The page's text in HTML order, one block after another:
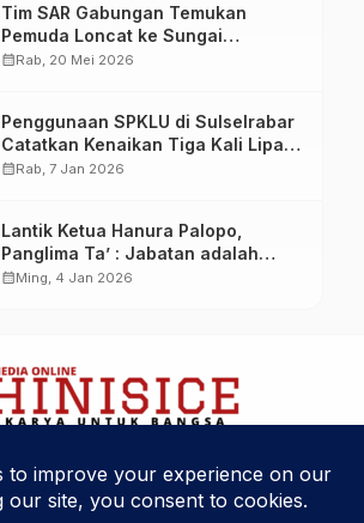
Tim SAR Gabungan Temukan
Pemuda Loncat ke Sungai
Pampang Makassar
calendar_monthRab, 20 Mei 2026
Penggunaan SPKLU di Sulselrabar
Catatkan Kenaikan Tiga Kali Lipat
di Tahun 2025
calendar_monthRab, 7 Jan 2026
Lantik Ketua Hanura Palopo,
Panglima Ta’ : Jabatan adalah
amanah siap dipertanggung
calendar_monthMing, 4 Jan 2026
PrivasiKode EtikDisclaimer